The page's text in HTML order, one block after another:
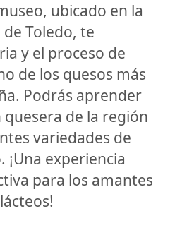
ubicado en la
Toledo, te
y el proceso de
de los quesos más
Podrás aprender
de la región
variedades de
experiencia
para los amantes